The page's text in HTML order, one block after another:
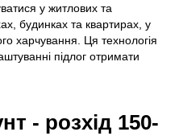
у житлових та
будинках та квартирах, у
харчування. Ця технологія
підлог отримати
- розхід 150-